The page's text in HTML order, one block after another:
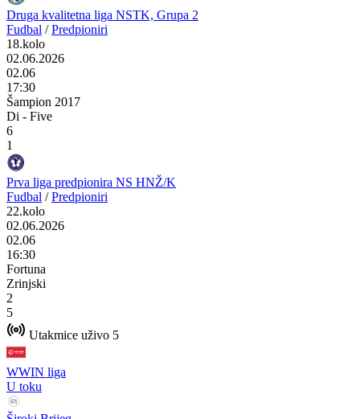
Druga kvalitetna liga NSTK, Grupa 2
Fudbal / Predpioniri
18.kolo
02.06.2026
02.06
17:30
Šampion 2017
Di - Five
6
1
Prva liga predpionira NS HNŽ/K
Fudbal / Predpioniri
22.kolo
02.06.2026
02.06
16:30
Fortuna
Zrinjski
2
5
Utakmice uživo 5
WWIN liga
U toku